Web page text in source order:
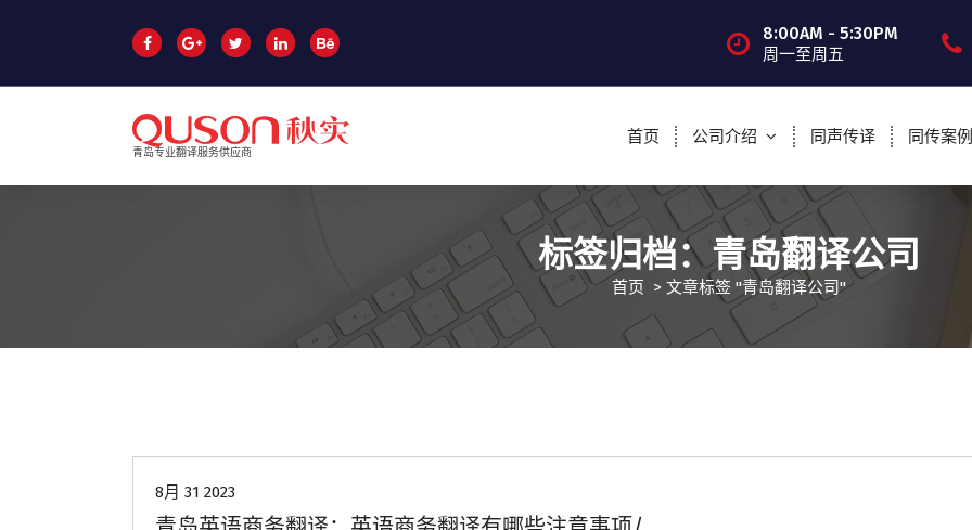
文
8:00AM - 5:30PM
周一至周五
青岛专业翻译服务供应商
首页 公司介绍 同声传译 同传案例
标签归档：青岛翻译公司
首页 > 文章标签 "青岛翻译公司"
8月 31 2023